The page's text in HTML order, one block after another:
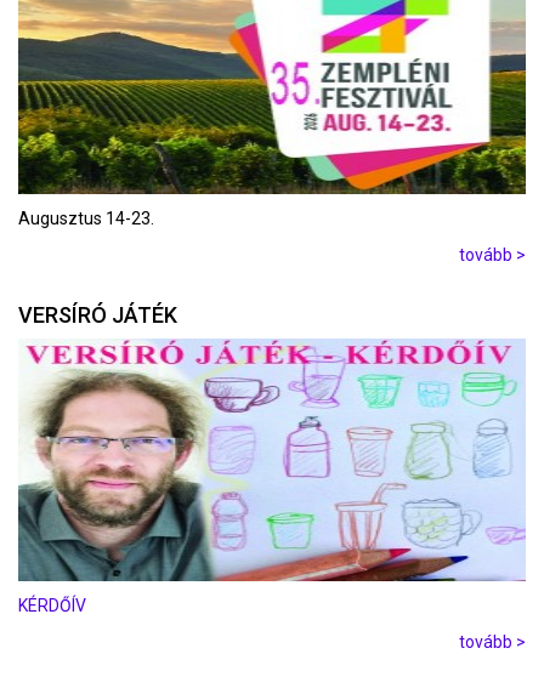
Augusztus 14-23.
tovább >
VERSÍRÓ JÁTÉK
KÉRDŐÍV
tovább >